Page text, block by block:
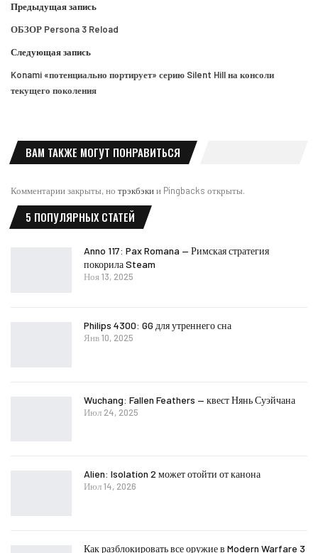
Предыдущая запись
ОБЗОР Persona 3 Reload
Следующая запись
Konami «потенциально портирует» серию Silent Hill на консоли
текущего поколения
ВАМ ТАКЖЕ МОГУТ ПОНРАВИТЬСЯ
Комментарии закрыты, но трэкбэкии Pingbacks открыты.
5 ПОПУЛЯРНЫХ СТАТЕЙ
Anno 117: Pax Romana — Римская стратегия
покорила Steam
Ноя 13, 2025
Philips 4300: GG для утреннего сна
Янв 10, 2025
Wuchang: Fallen Feathers — квест Нянь Суэйчана
Июл 24, 2025
Alien: Isolation 2 может отойти от канона
Июл 14, 2026
Как разблокировать все оружие в Modern Warfare 3